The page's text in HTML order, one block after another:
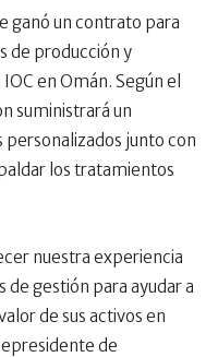
ganó un contrato para
de producción y
en Omán. Según el
suministrará un
junto con
los tratamientos
nuestra experiencia
gestión para ayudar a
de sus activos en
de